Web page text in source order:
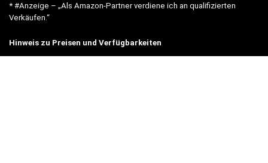
* #Anzeige – „Als Amazon-Partner verdiene ich an qualifizierten
Verkäufen.“
Hinweis zu Preisen und Verfügbarkeiten